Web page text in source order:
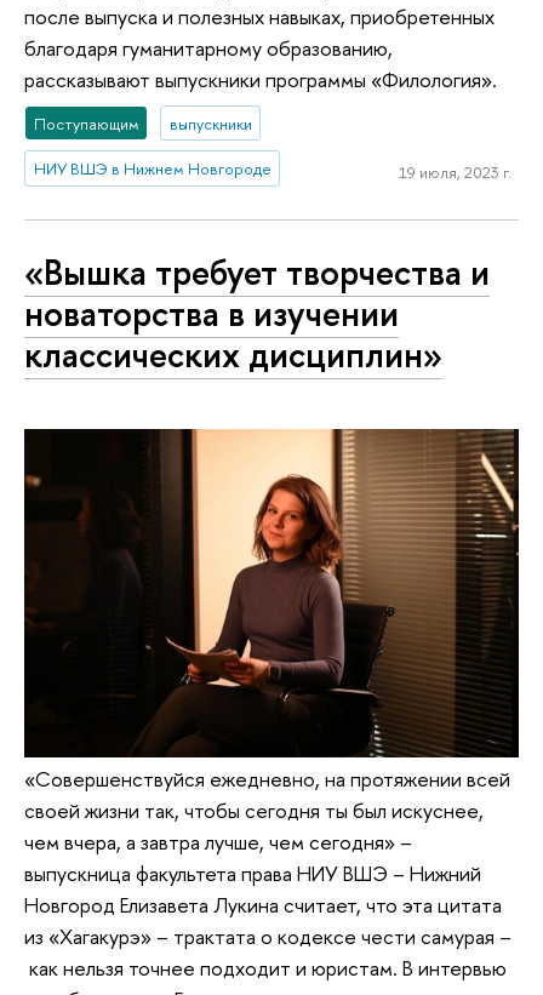
после выпуска и полезных навыках, приобретенных
благодаря гуманитарному образованию,
рассказывают выпускники программы «Филология».
Поступающим выпускники
НИУ ВШЭ в Нижнем Новгороде 19 июля, 2023 г.
«Вышка требует творчества и
новаторства в изучении
классических дисциплин»
«Совершенствуйся ежедневно, на протяжении всей
своей жизни так, чтобы сегодня ты был искуснее,
чем вчера, а завтра лучше, чем сегодня» –
выпускница факультета права НИУ ВШЭ – Нижний
Новгород Елизавета Лукина считает, что эта цитата
из «Хагакурэ» – трактата о кодексе чести самурая –
как нельзя точнее подходит и юристам. В интервью